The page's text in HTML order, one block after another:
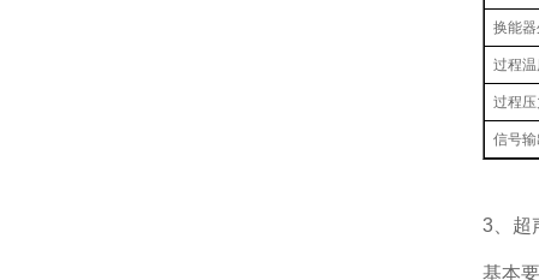
换能
过程
过程
信号
3、超
基本